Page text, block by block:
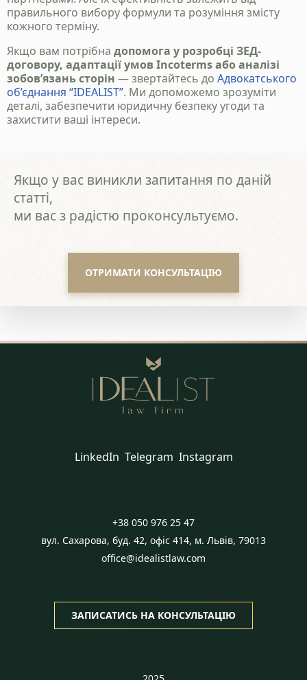
правильного вибору формули та розуміння змісту
кожного терміну.
Якщо вам потрібна допомога у розробці ЗЕД-
договору, адаптації умов Incoterms або аналізі
зобов’язань сторін — звертайтесь до Адвокатського
об’єднання “IDEALIST”. Ми допоможемо зрозуміти
деталі, забезпечити юридичну безпеку угоди та
захистити ваші інтереси.
Якщо у вас виникли запитання по даній
статті,
ми вас з радістю проконсультуємо.
ОТРИМАТИ КОНСУЛЬТАЦІЮ
LinkedIn Telegram Instagram
+38 050 976 25 47
вул. Сахарова, буд. 42, офіс 414, м. Львів, 79013
office@idealistlaw.com
ЗАПИСАТИСЬ НА КОНСУЛЬТАЦІЮ